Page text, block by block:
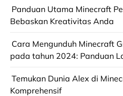
Panduan Utama Minecraft
Bebaskan Kreativitas Anda
Cara Mengunduh Minecraft
pada tahun 2024: Panduan
Temukan Dunia Alex di
Komprehensif